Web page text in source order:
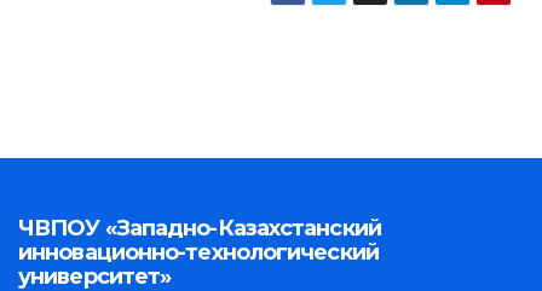
ЧВПОУ «Западно-Казахстанский
инновационно-технологический
университет»